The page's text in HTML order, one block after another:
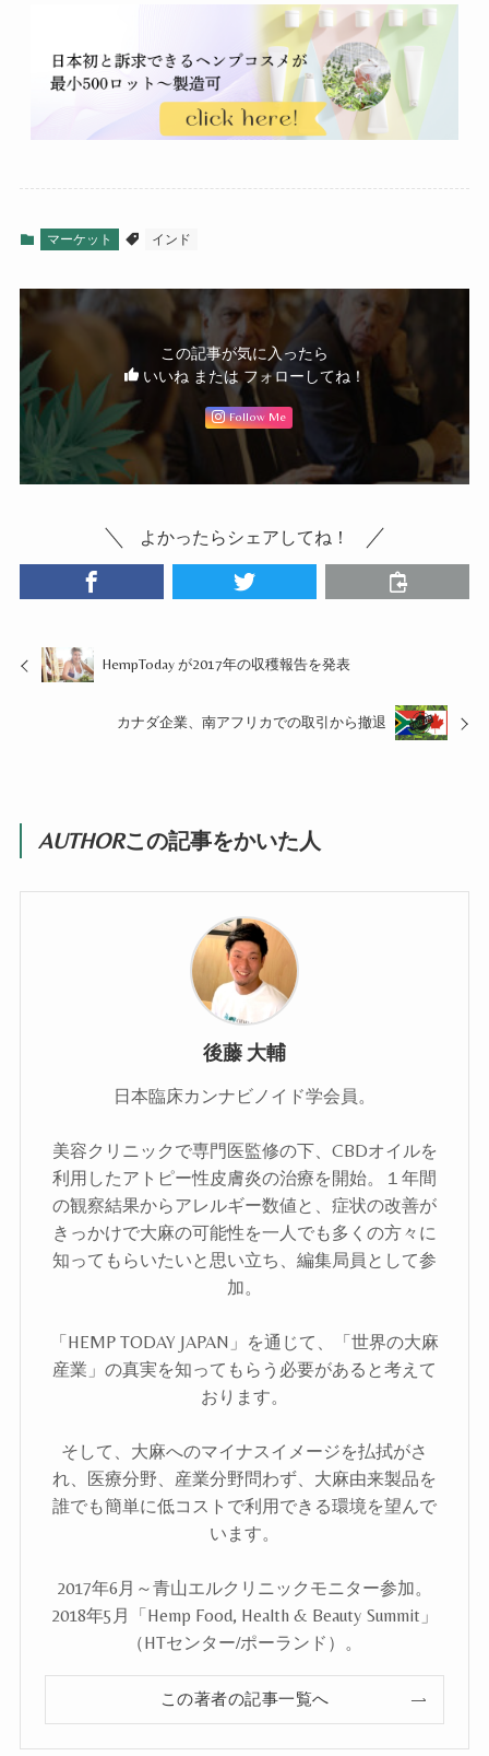
マーケット インド
この記事が気に入ったら
いいね または フォローしてね！
Follow Me
よかったらシェアしてね！
HempToday が2017年の収穫報告を発表
カナダ企業、南アフリカでの取引から撤退
AUTHORこの記事をかいた人
後藤 大輔
日本臨床カンナビノイド学会員。
美容クリニックで専門医監修の下、CBDオイルを
利用したアトピー性皮膚炎の治療を開始。１年間
の観察結果からアレルギー数値と、症状の改善が
きっかけで大麻の可能性を一人でも多くの方々に
知ってもらいたいと思い立ち、編集局員として参
加。
「HEMP TODAY JAPAN」を通じて、「世界の大麻
産業」の真実を知ってもらう必要があると考えて
おります。
そして、大麻へのマイナスイメージを払拭がさ
れ、医療分野、産業分野問わず、大麻由来製品を
誰でも簡単に低コストで利用できる環境を望んで
います。
2017年6月～青山エルクリニックモニター参加。
2018年5月「Hemp Food, Health & Beauty Summit」
（HTセンター/ポーランド）。
この著者の記事一覧へ